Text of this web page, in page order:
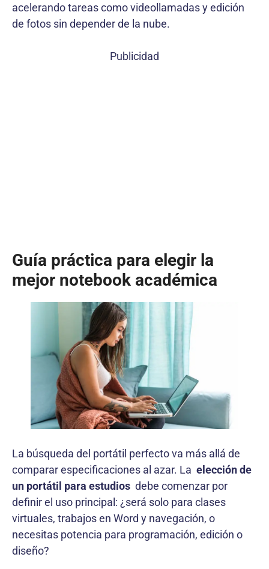
acelerando tareas como videollamadas y edición
de fotos sin depender de la nube.
Publicidad
Guía práctica para elegir la
mejor notebook académica
La búsqueda del portátil perfecto va más allá de
comparar especificaciones al azar. La elección de
un portátil para estudios debe comenzar por
definir el uso principal: ¿será solo para clases
virtuales, trabajos en Word y navegación, o
necesitas potencia para programación, edición o
diseño?